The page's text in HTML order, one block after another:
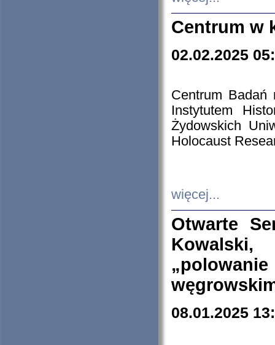
Centrum w
02.02.2025
Centrum Badań
Instytutem
Żydowskich
Holocaust
więcej...
Otwarte
08.01.2025